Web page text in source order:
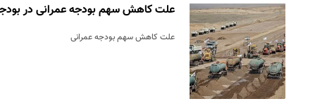
علت کاهش سهم بودجه عمرانی در بودجه
علت کاهش سهم بودجه عمرانی